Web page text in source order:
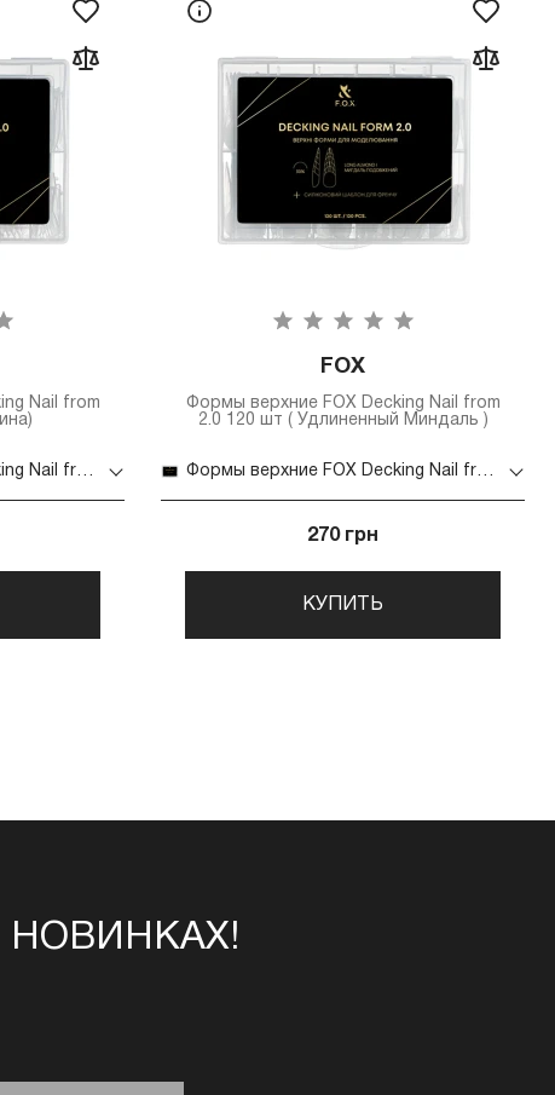
Nail from
Формы верхние FOX Decking Nail from 2.0 120 шт (Балерина)
FOX
Формы верхние FOX Decking Nail from
2.0 120 шт ( Удлиненный Миндаль )
Формы верхние FOX Decking Nail from 2.0 120 шт ( Удлиненный Миндаль )
270 грн
КУПИТЬ